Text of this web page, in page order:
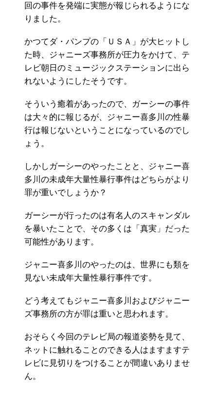
回の事件を発端に実態が報じられるようにな
りました。
かつてダ・パンプの「ＵＳＡ」が大ヒットし
た時、ジャニーズ事務所が圧力をかけて、テ
レビ朝日のミュージックステーションに出ら
れないようにしたそうです。
そういう癒着があったので、ガーシーの事件
は大々的に報じるが、ジャニー喜多川の性暴
行は報じないということになっているのでし
ょう。
しかしガーシーのやったことと、ジャニー喜
多川の未成年大量性暴行事件はどちらがより
罪が重いでしょうか？
ガーシーが行ったのは有名人のスキャンダル
を暴いたことで、その多くは「真実」だった
可能性があります。
ジャニー喜多川のやったのは、世界にも類を
見ない未成年大量性暴行事件です。
どう考えてもジャニー喜多川およびジャニー
ズ事務所の方が罪は重いと思われます。
おそらく今回のテレビ局の報道姿勢を見て、
ネットに触れることのできる人はますますテ
レビに見切りをつけることが間違いありませ
ん。